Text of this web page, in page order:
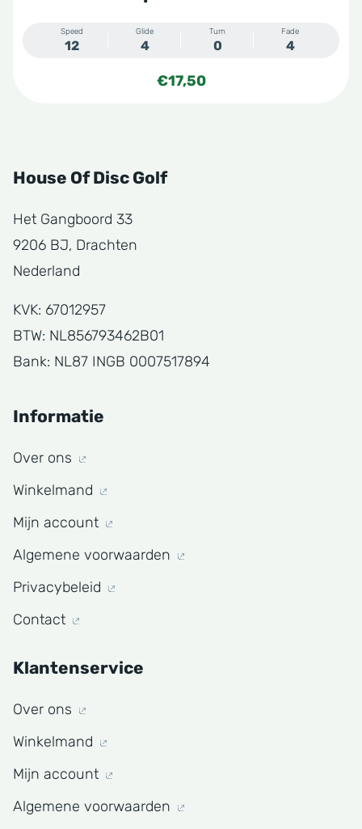
Speed
12
Glide
4
Turn
0
Fade
4
€17,50
House Of Disc Golf
Het Gangboord 33
9206 BJ, Drachten
Nederland
KVK: 67012957
BTW: NL856793462B01
Bank: NL87 INGB 0007517894
Informatie
Over ons
Winkelmand
Mijn account
Algemene voorwaarden
Privacybeleid
Contact
Klantenservice
Over ons
Winkelmand
Mijn account
Algemene voorwaarden